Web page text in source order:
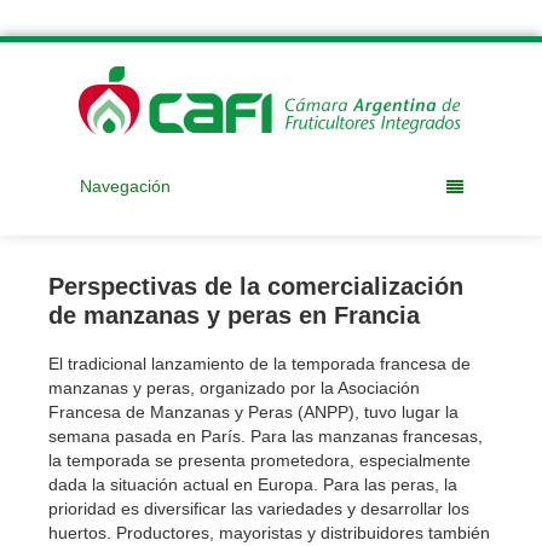
Navegación
Perspectivas de la comercialización
de manzanas y peras en Francia
El tradicional lanzamiento de la temporada francesa de
manzanas y peras, organizado por la Asociación
Francesa de Manzanas y Peras (ANPP), tuvo lugar la
semana pasada en París. Para las manzanas francesas,
la temporada se presenta prometedora, especialmente
dada la situación actual en Europa. Para las peras, la
prioridad es diversificar las variedades y desarrollar los
huertos. Productores, mayoristas y distribuidores también